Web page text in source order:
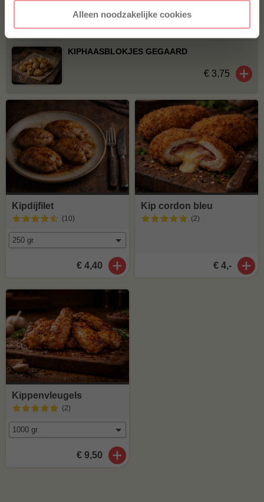
Alleen noodzakelijke cookies
BBQUALITY-WORSTENBROOD
€ 8,95
KIPHAASBLOKJES GEGAARD
€ 3,75
Kipdijfilet
(10)
€ 4,40
Kip cordon bleu
(2)
€ 4,-
Kippenvleugels
(2)
€ 9,50